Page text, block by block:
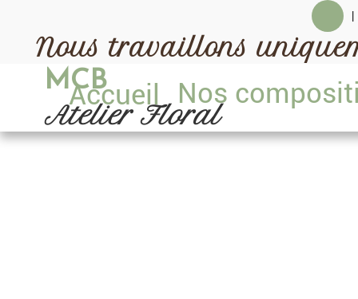
Nous travaillons
MCB
Atelier Floral
Accueil Nos